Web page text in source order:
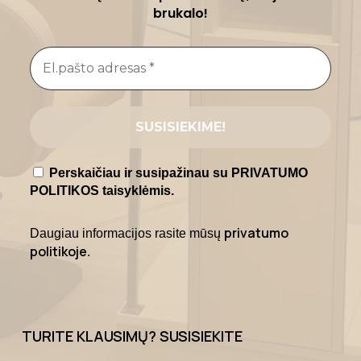
brukalo!
Perskaičiau ir susipažinau su PRIVATUMO
POLITIKOS taisyklėmis.
Daugiau informacijos rasite mūsų privatumo
politikoje.
TURITE KLAUSIMŲ? SUSISIEKITE